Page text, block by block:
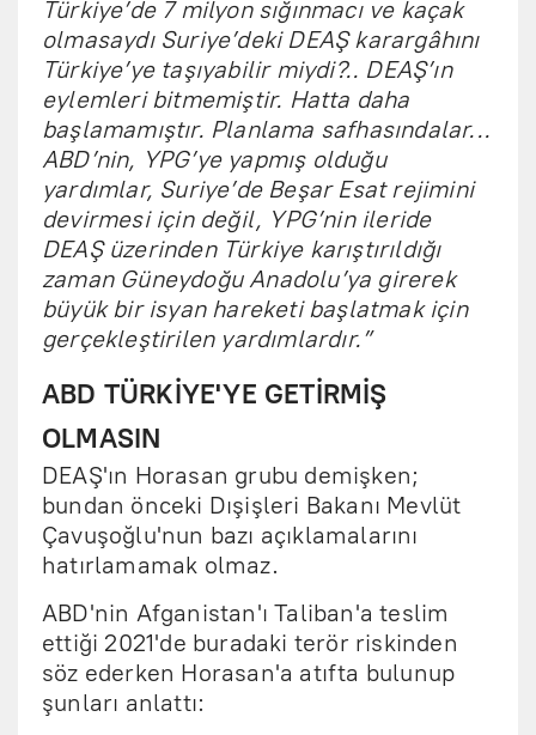
Türkiye’de 7 milyon sığınmacı ve kaçak
olmasaydı Suriye’deki DEAŞ karargâhını
Türkiye’ye taşıyabilir miydi?.. DEAŞ’ın
eylemleri bitmemiştir. Hatta daha
başlamamıştır. Planlama safhasındalar...
ABD’nin, YPG’ye yapmış olduğu
yardımlar, Suriye’de Beşar Esat rejimini
devirmesi için değil, YPG’nin ileride
DEAŞ üzerinden Türkiye karıştırıldığı
zaman Güneydoğu Anadolu’ya girerek
büyük bir isyan hareketi başlatmak için
gerçekleştirilen yardımlardır.”
ABD TÜRKİYE'YE GETİRMİŞ
OLMASIN
DEAŞ'ın Horasan grubu demişken;
bundan önceki Dışişleri Bakanı Mevlüt
Çavuşoğlu'nun bazı açıklamalarını
hatırlamamak olmaz.
ABD'nin Afganistan'ı Taliban'a teslim
ettiği 2021'de buradaki terör riskinden
söz ederken Horasan'a atıfta bulunup
şunları anlattı: